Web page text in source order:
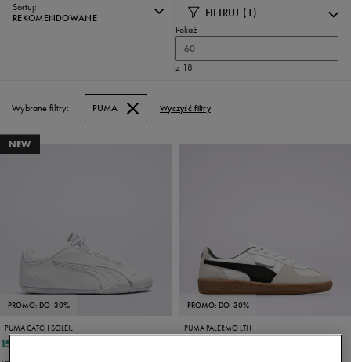
Sortuj:
REKOMENDOWANE
FILTRUJ (1)
Pokaż
60
z 18
Wybrane filtry: PUMA Wyczyść filtry
NEW
PROMO: DO -30%
PUMA CATCH SOLEIL
159,99 zł
PROMO: DO -30%
PUMA PALERMO LTH